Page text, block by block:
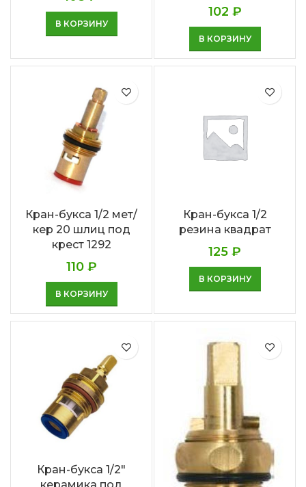
В КОРЗИНУ
102 ₽
В КОРЗИНУ
Кран-букса 1/2 мет/
кер 20 шлиц под
крест 1292
110 ₽
В КОРЗИНУ
Кран-букса 1/2
резина квадрат
125 ₽
В КОРЗИНУ
Кран-букса 1/2″